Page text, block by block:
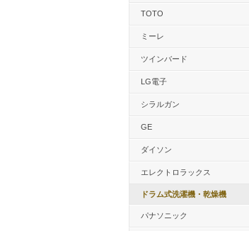
TOTO
ミーレ
ツインバード
LG電子
シラルガン
GE
ダイソン
エレクトロラックス
ドラム式洗濯機・乾燥機
パナソニック